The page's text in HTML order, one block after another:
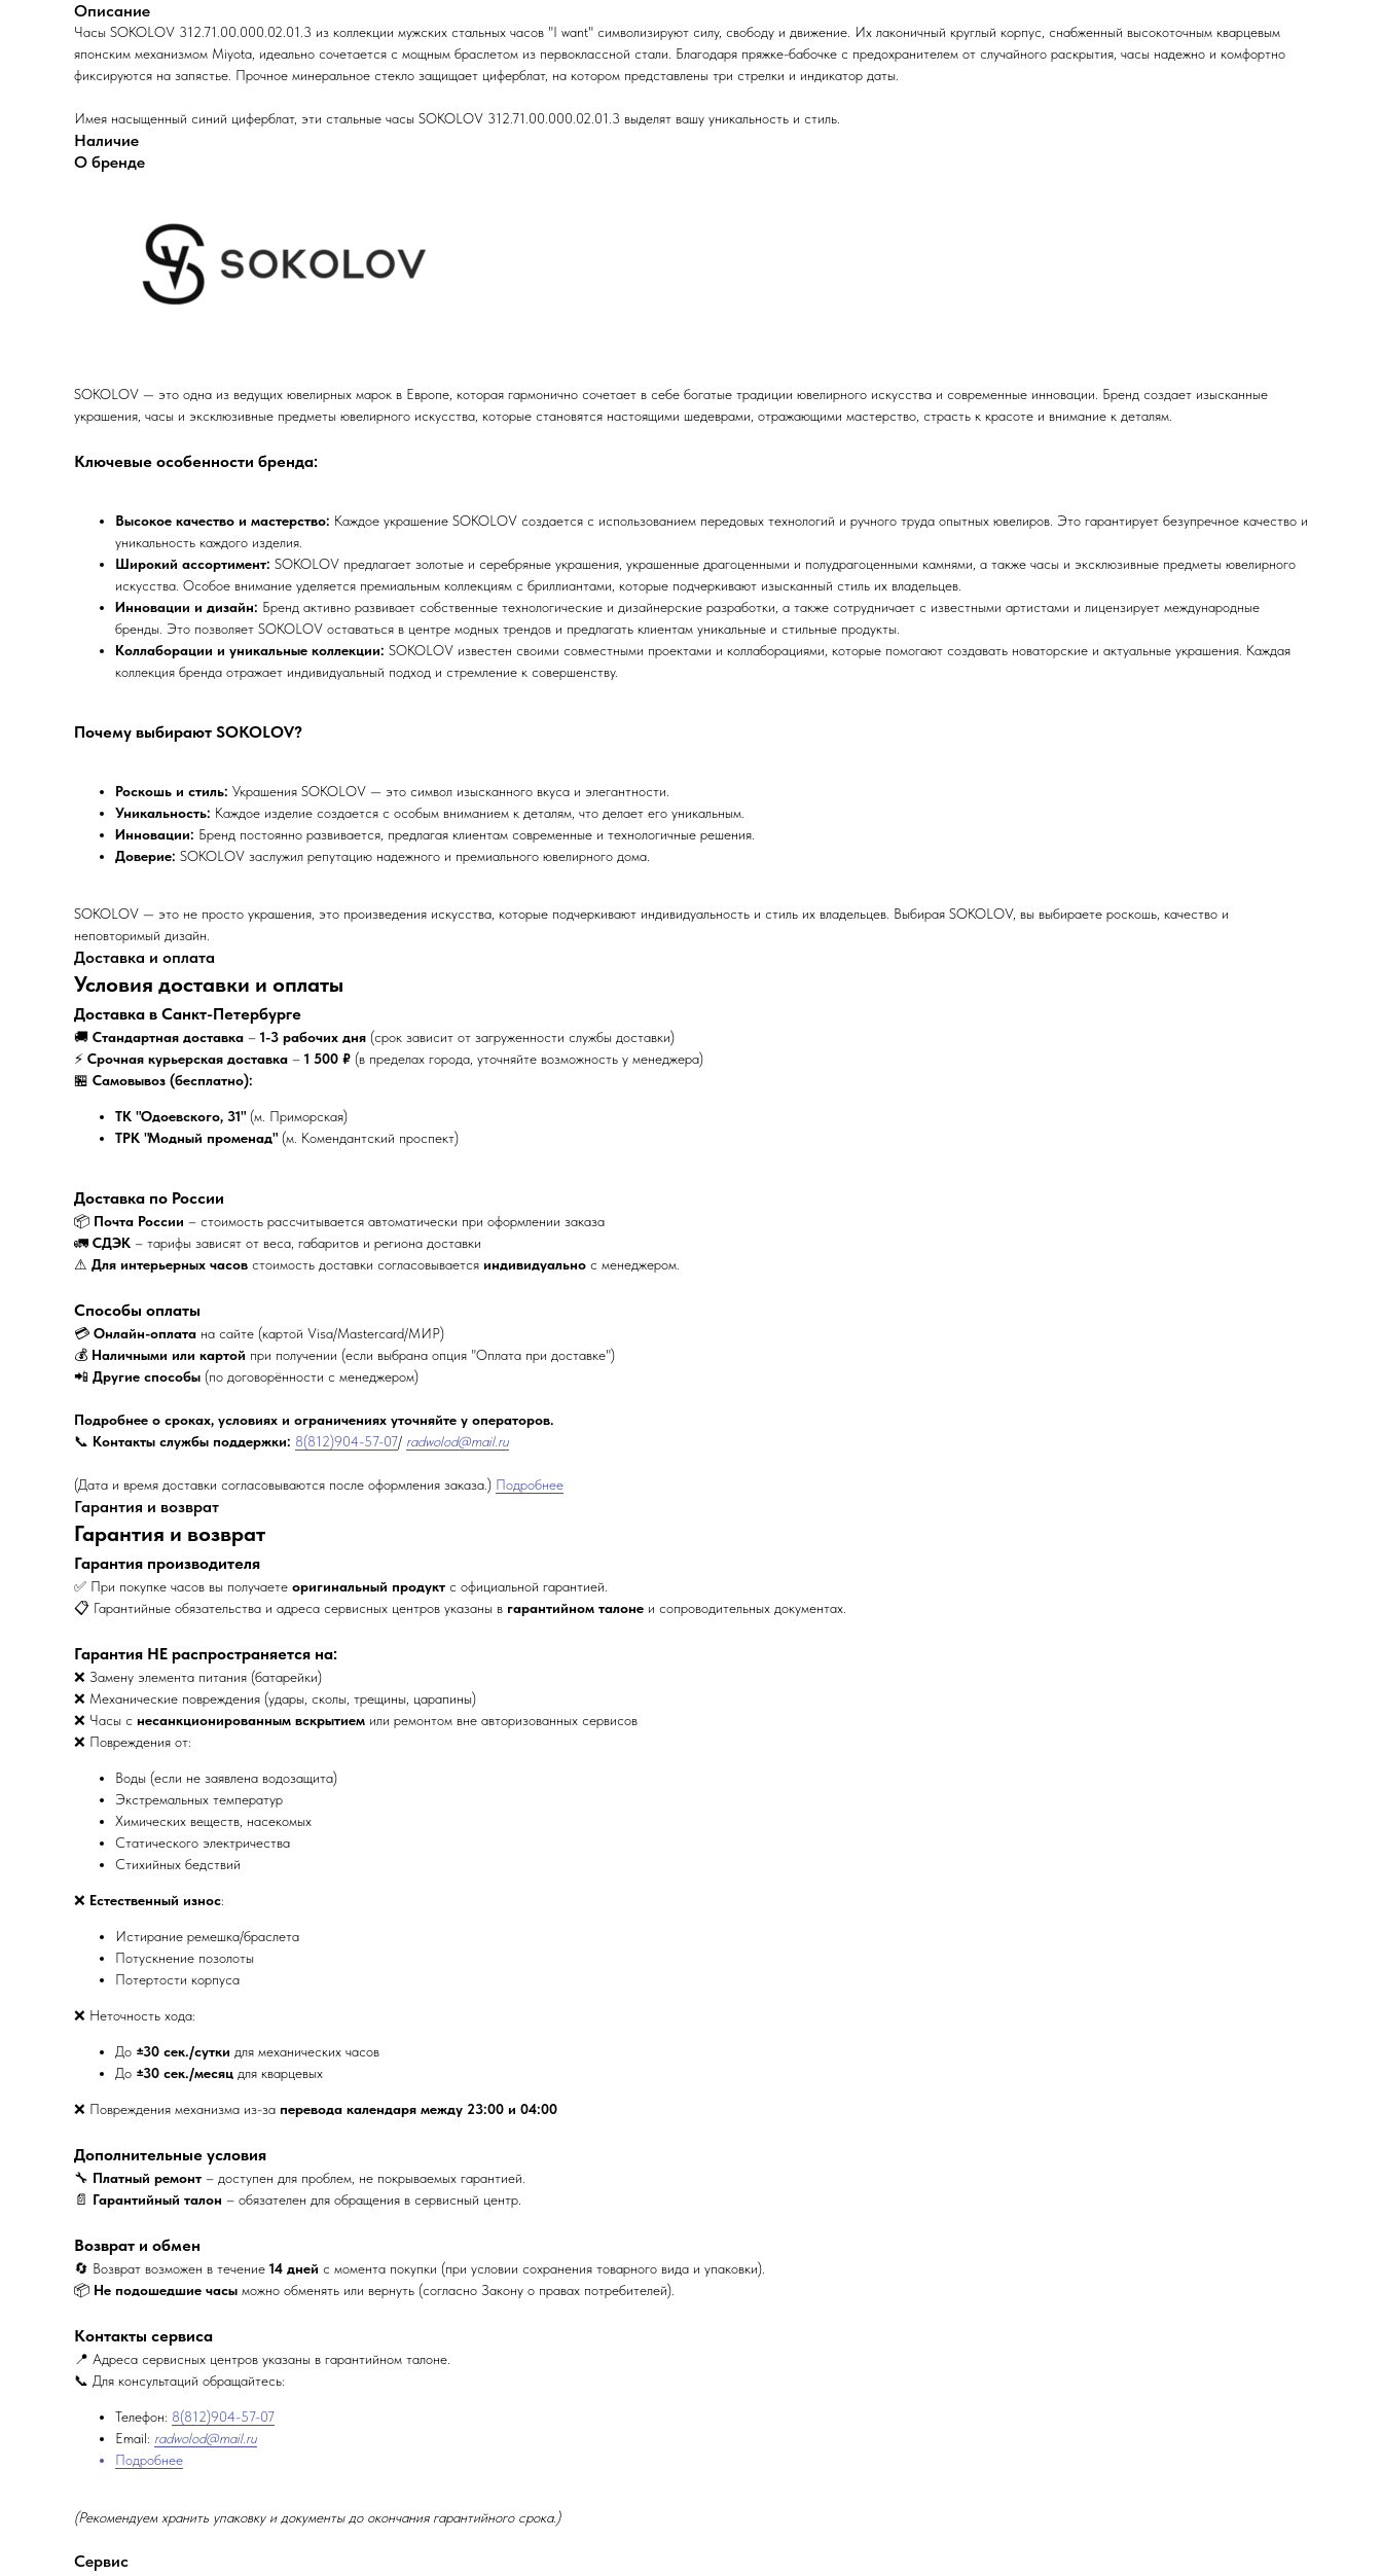
Описание
Часы SOKOLOV 312.71.00.000.02.01.3 из коллекции мужских стальных часов "I want" символизируют силу, свободу и движение. Их лаконичный круглый корпус, снабженный высокоточным кварцевым
японским механизмом Miyota, идеально сочетается с мощным браслетом из первоклассной стали. Благодаря пряжке-бабочке с предохранителем от случайного раскрытия, часы надежно и комфортно
фиксируются на запястье. Прочное минеральное стекло защищает циферблат, на котором представлены три стрелки и индикатор даты.
Имея насыщенный синий циферблат, эти стальные часы SOKOLOV 312.71.00.000.02.01.3 выделят вашу уникальность и стиль.
Наличие
О бренде
SOKOLOV — это одна из ведущих ювелирных марок в Европе, которая гармонично сочетает в себе богатые традиции ювелирного искусства и современные инновации. Бренд создает изысканные
украшения, часы и эксклюзивные предметы ювелирного искусства, которые становятся настоящими шедеврами, отражающими мастерство, страсть к красоте и внимание к деталям.
Ключевые особенности бренда:
Высокое качество и мастерство: Каждое украшение SOKOLOV создается с использованием передовых технологий и ручного труда опытных ювелиров. Это гарантирует безупречное качество и
уникальность каждого изделия.
Широкий ассортимент: SOKOLOV предлагает золотые и серебряные украшения, украшенные драгоценными и полудрагоценными камнями, а также часы и эксклюзивные предметы ювелирного
искусства. Особое внимание уделяется премиальным коллекциям с бриллиантами, которые подчеркивают изысканный стиль их владельцев.
Инновации и дизайн: Бренд активно развивает собственные технологические и дизайнерские разработки, а также сотрудничает с известными артистами и лицензирует международные
бренды. Это позволяет SOKOLOV оставаться в центре модных трендов и предлагать клиентам уникальные и стильные продукты.
Коллаборации и уникальные коллекции: SOKOLOV известен своими совместными проектами и коллаборациями, которые помогают создавать новаторские и актуальные украшения. Каждая
коллекция бренда отражает индивидуальный подход и стремление к совершенству.
Почему выбирают SOKOLOV?
Роскошь и стиль: Украшения SOKOLOV — это символ изысканного вкуса и элегантности.
Уникальность: Каждое изделие создается с особым вниманием к деталям, что делает его уникальным.
Инновации: Бренд постоянно развивается, предлагая клиентам современные и технологичные решения.
Доверие: SOKOLOV заслужил репутацию надежного и премиального ювелирного дома.
SOKOLOV — это не просто украшения, это произведения искусства, которые подчеркивают индивидуальность и стиль их владельцев. Выбирая SOKOLOV, вы выбираете роскошь, качество и
неповторимый дизайн.
Доставка и оплата
Условия доставки и оплаты
Доставка в Санкт-Петербурге
🚚 Стандартная доставка – 1-3 рабочих дня (срок зависит от загруженности службы доставки)
⚡ Срочная курьерская доставка – 1 500 ₽ (в пределах города, уточняйте возможность у менеджера)
🏪 Самовывоз (бесплатно):
ТК "Одоевского, 31" (м. Приморская)
ТРК "Модный променад" (м. Комендантский проспект)
Доставка по России
📦 Почта России – стоимость рассчитывается автоматически при оформлении заказа
🚛 СДЭК – тарифы зависят от веса, габаритов и региона доставки
⚠ Для интерьерных часов стоимость доставки согласовывается индивидуально с менеджером.
Способы оплаты
💳 Онлайн-оплата на сайте (картой Visa/Mastercard/МИР)
💰 Наличными или картой при получении (если выбрана опция "Оплата при доставке")
📲 Другие способы (по договорённости с менеджером)
Подробнее о сроках, условиях и ограничениях уточняйте у операторов.
📞 Контакты службы поддержки: 8(812)904-57-07/ radwolod@mail.ru
(Дата и время доставки согласовываются после оформления заказа.) Подробнее
Гарантия и возврат
Гарантия и возврат
Гарантия производителя
✅ При покупке часов вы получаете оригинальный продукт с официальной гарантией.
📋 Гарантийные обязательства и адреса сервисных центров указаны в гарантийном талоне и сопроводительных документах.
Гарантия НЕ распространяется на:
❌ Замену элемента питания (батарейки)
❌ Механические повреждения (удары, сколы, трещины, царапины)
❌ Часы с несанкционированным вскрытием или ремонтом вне авторизованных сервисов
❌ Повреждения от:
Воды (если не заявлена водозащита)
Экстремальных температур
Химических веществ, насекомых
Статического электричества
Стихийных бедствий
❌ Естественный износ:
Истирание ремешка/браслета
Потускнение позолоты
Потертости корпуса
❌ Неточность хода:
До ±30 сек./сутки для механических часов
До ±30 сек./месяц для кварцевых
❌ Повреждения механизма из-за перевода календаря между 23:00 и 04:00
Дополнительные условия
🔧 Платный ремонт – доступен для проблем, не покрываемых гарантией.
📄 Гарантийный талон – обязателен для обращения в сервисный центр.
Возврат и обмен
🔄 Возврат возможен в течение 14 дней с момента покупки (при условии сохранения товарного вида и упаковки).
📦 Не подошедшие часы можно обменять или вернуть (согласно Закону о правах потребителей).
Контакты сервиса
📍 Адреса сервисных центров указаны в гарантийном талоне.
📞 Для консультаций обращайтесь:
Телефон: 8(812)904-57-07
Email: radwolod@mail.ru
Подробнее
(Рекомендуем хранить упаковку и документы до окончания гарантийного срока.)
Сервис